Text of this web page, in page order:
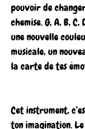
pouvoir de
chemise. G, A, B,
une nouvelle
musicale, un
la carte de tes
Cet instrument,
ton imagination.